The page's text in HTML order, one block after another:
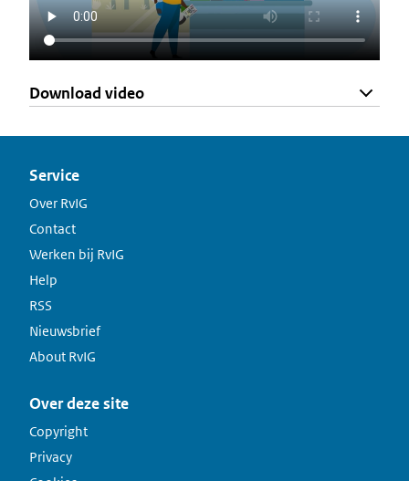
Download video
Service
Over RvIG
Contact
Werken bij RvIG
Help
RSS
Nieuwsbrief
About RvIG
Over deze site
Copyright
Privacy